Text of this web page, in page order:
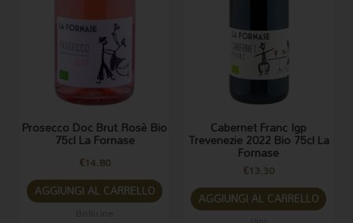
Prosecco Doc Brut Rosè Bio
75cl La Fornase
€14.80
AGGIUNGI AL CARRELLO
Cabernet Franc Igp
Trevenezie 2022 Bio 75cl La
Fornase
€13.30
AGGIUNGI AL CARRELLO